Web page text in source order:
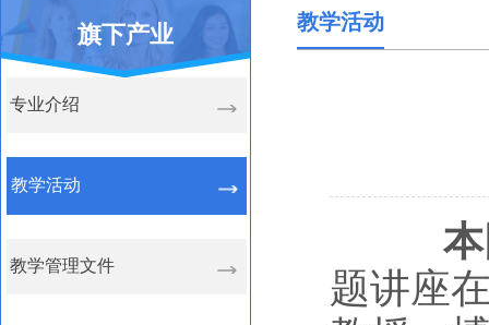
旗下产业
专业介绍
教学活动
教学管理文件
教学活动
本
题讲座